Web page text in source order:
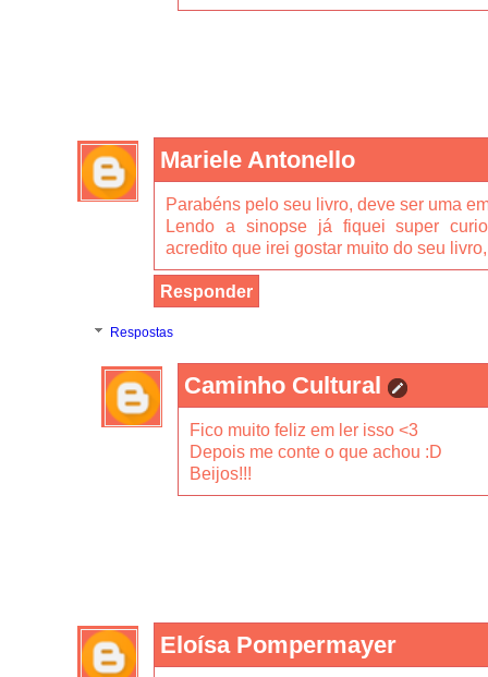
Mariele Antonello
Parabéns pelo seu livro, deve ser uma
Lendo a sinopse já fiquei super
acredito que irei gostar muito do seu
Responder
Respostas
Caminho Cultural
Fico muito feliz em ler isso <3
Depois me conte o que achou :D
Beijos!!!
Eloísa Pompermayer